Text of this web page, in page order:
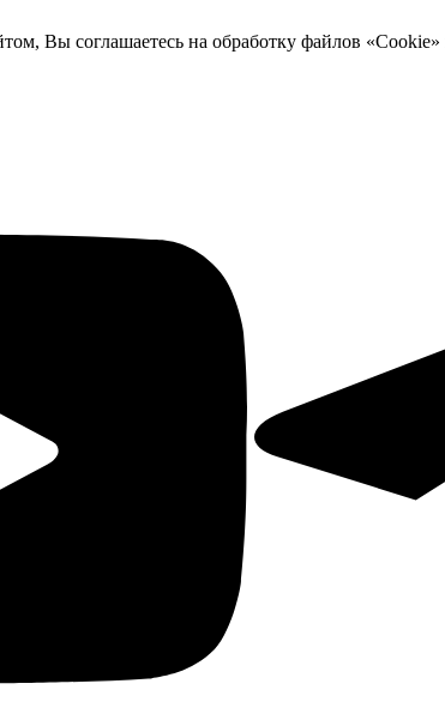
Вы соглашаетесь на обработку файлов